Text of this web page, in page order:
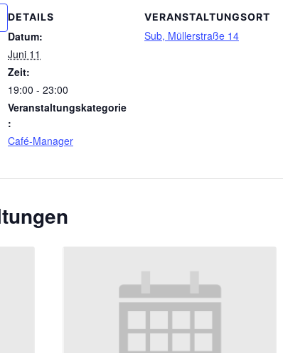
DETAILS
Datum:
Juni 11
Zeit:
19:00 - 23:00
Veranstaltungskategorie
:
Café-Manager
VERANSTALTUNGSORT
Sub, Müllerstraße 14